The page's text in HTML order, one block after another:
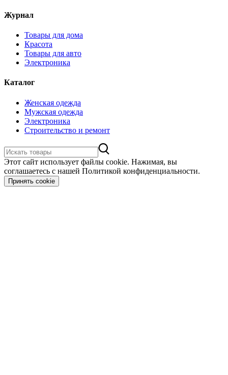
Журнал
Товары для дома
Красота
Товары для авто
Электроника
Каталог
Женская одежда
Мужская одежда
Электроника
Строительство и ремонт
Этот сайт использует файлы cookie. Нажимая, вы
соглашаетесь с нашей Политикой конфиденциальности.
Принять cookie